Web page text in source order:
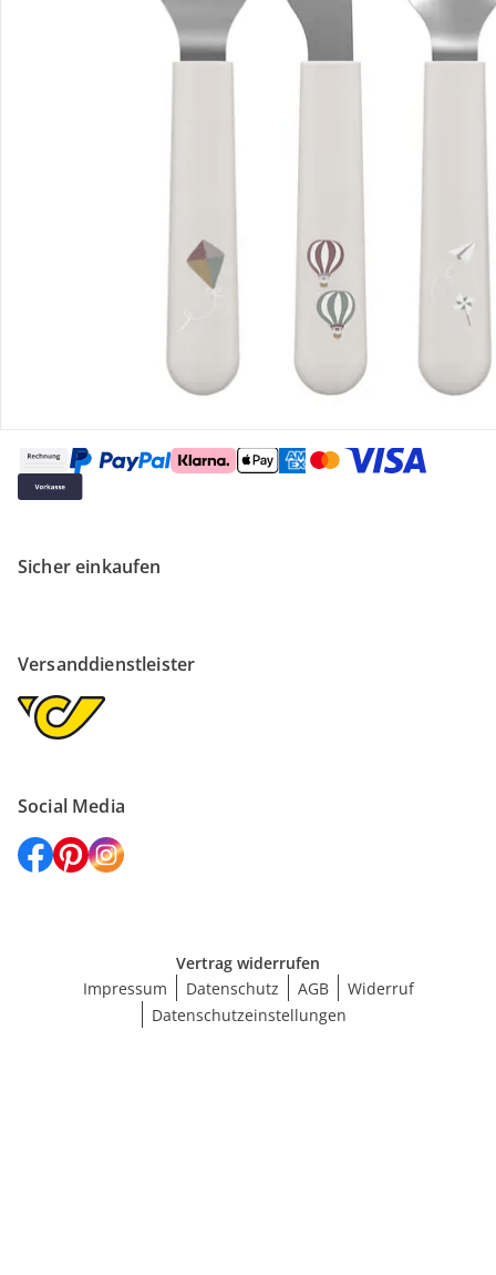
Gutscheine & Aktionen
Sicher einkaufen
Versanddienstleister
Social Media
Vertrag widerrufen
Impressum
Datenschutz AGB
Widerruf
Datenschutzeinstellungen